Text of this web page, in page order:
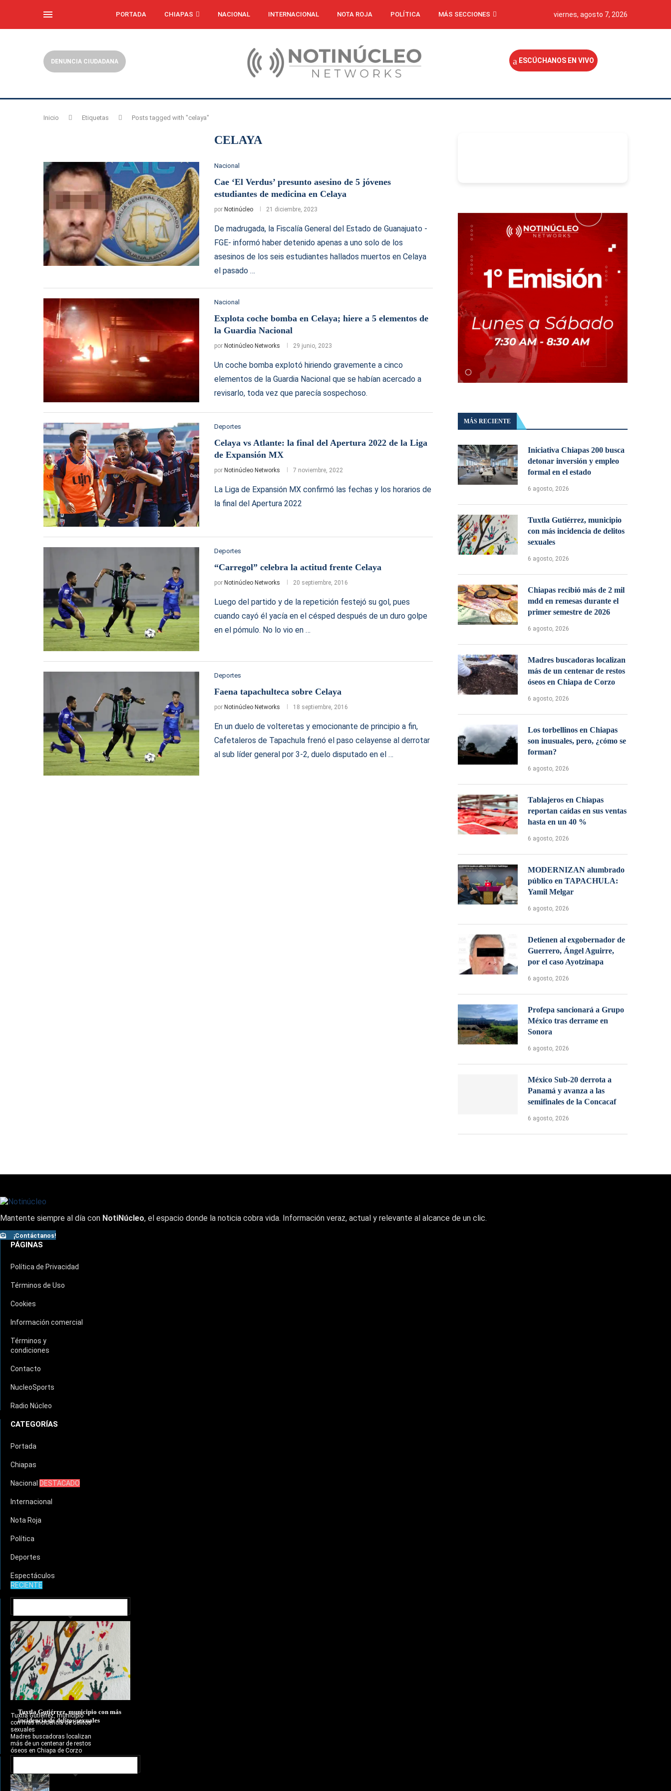
PORTADA CHIAPAS NACIONAL INTERNACIONAL NOTA ROJA POLÍTICA MÁS SECCIONES viernes, agosto 7, 2026
DENUNCIA CIUDADANA ESCÚCHANOS EN VIVO
Inicio Etiquetas Posts tagged with "celaya"
CELAYA
Nacional
Cae ‘El Verdus’ presunto asesino de 5 jóvenes
estudiantes de medicina en Celaya
por Notinúcleo 21 diciembre, 2023
De madrugada, la Fiscalía General del Estado de Guanajuato -
FGE- informó haber detenido apenas a uno solo de los
asesinos de los seis estudiantes hallados muertos en Celaya
el pasado …
Nacional
Explota coche bomba en Celaya; hiere a 5 elementos de
la Guardia Nacional
por Notinúcleo Networks 29 junio, 2023
Un coche bomba explotó hiriendo gravemente a cinco
elementos de la Guardia Nacional que se habían acercado a
revisarlo, toda vez que parecía sospechoso.
Deportes
Celaya vs Atlante: la final del Apertura 2022 de la Liga
de Expansión MX
por Notinúcleo Networks 7 noviembre, 2022
La Liga de Expansión MX confirmó las fechas y los horarios de
la final del Apertura 2022
Deportes
“Carregol” celebra la actitud frente Celaya
por Notinúcleo Networks 20 septiembre, 2016
Luego del partido y de la repetición festejó su gol, pues
cuando cayó él yacía en el césped después de un duro golpe
en el pómulo. No lo vio en …
Deportes
Faena tapachulteca sobre Celaya
por Notinúcleo Networks 18 septiembre, 2016
En un duelo de volteretas y emocionante de principio a fin,
Cafetaleros de Tapachula frenó el paso celayense al derrotar
al sub líder general por 3-2, duelo disputado en el …
MÁS RECIENTE
Iniciativa Chiapas 200 busca
detonar inversión y empleo
formal en el estado
6 agosto, 2026
Tuxtla Gutiérrez, municipio
con más incidencia de delitos
sexuales
6 agosto, 2026
Chiapas recibió más de 2 mil
mdd en remesas durante el
primer semestre de 2026
6 agosto, 2026
Madres buscadoras localizan
más de un centenar de restos
óseos en Chiapa de Corzo
6 agosto, 2026
Los torbellinos en Chiapas
son inusuales, pero, ¿cómo se
forman?
6 agosto, 2026
Tablajeros en Chiapas
reportan caídas en sus ventas
hasta en un 40 %
6 agosto, 2026
MODERNIZAN alumbrado
público en TAPACHULA:
Yamil Melgar
6 agosto, 2026
Detienen al exgobernador de
Guerrero, Ángel Aguirre,
por el caso Ayotzinapa
6 agosto, 2026
Profepa sancionará a Grupo
México tras derrame en
Sonora
6 agosto, 2026
México Sub-20 derrota a
Panamá y avanza a las
semifinales de la Concacaf
6 agosto, 2026
Mantente siempre al día con NotiNúcleo, el espacio donde la noticia cobra vida. Información veraz, actual y relevante al alcance de un clic.
¡Contáctanos!
PÁGINAS
Política de Privacidad
Términos de Uso
Cookies
Información comercial
Términos y
condiciones
Contacto
NucleoSports
Radio Núcleo
CATEGORÍAS
Portada
Chiapas
Nacional DESTACADO
Internacional
Nota Roja
Política
Deportes
Espectáculos
RECIENTE
Tuxtla Gutiérrez, municipio con más
incidencia de delitos sexuales
Tuxtla Gutiérrez, municipio
con más incidencia de delitos
sexuales
Madres buscadoras localizan
más de un centenar de restos
óseos en Chiapa de Corzo